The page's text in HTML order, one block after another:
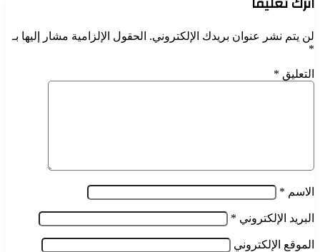
لن يتم نشر عنوان بريدك الإلكتروني. الحقول الإلزامية مشار إليها بـ
*
التعليق *
الاسم *
البريد الإلكتروني *
الموقع الإلكتروني